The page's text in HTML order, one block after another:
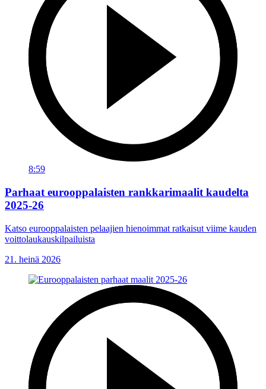
8:59
Parhaat eurooppalaisten rankkarimaalit kaudelta
2025-26
Katso eurooppalaisten pelaajien hienoimmat ratkaisut viime kauden
voittolaukauskilpailuista
21. heinä 2026